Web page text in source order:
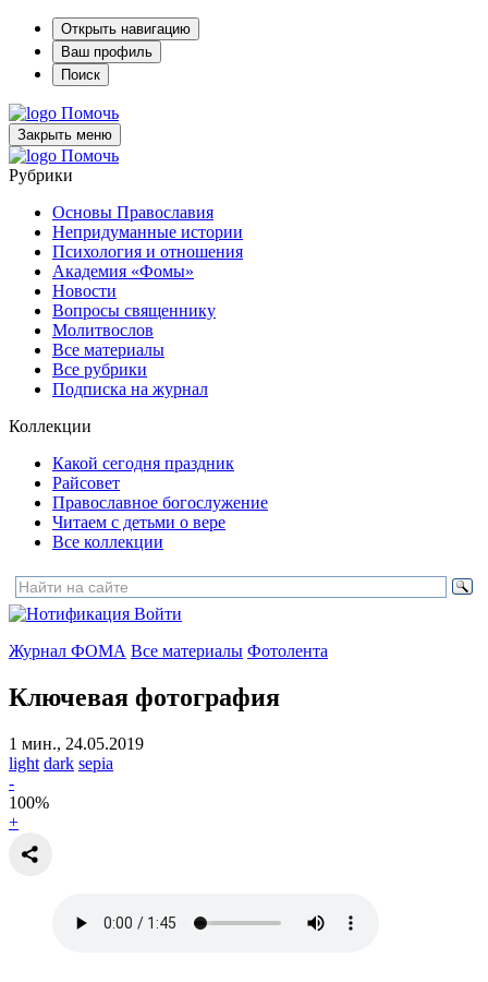
Открыть навигацию
Ваш профиль
Поиск
Помочь
Закрыть меню
Помочь
Рубрики
Основы Православия
Непридуманные истории
Психология и отношения
Академия «Фомы»
Новости
Вопросы священнику
Молитвослов
Все материалы
Все рубрики
Подписка на журнал
Коллекции
Какой сегодня праздник
Райсовет
Православное богослужение
Читаем с детьми о вере
Все коллекции
Войти
Журнал ФОМА Все материалы Фотолента
Ключевая фотография
1 мин., 24.05.2019
light dark sepia
-
100%
+